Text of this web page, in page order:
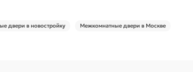
двери в новостройку Межкомнатные двери в Москве